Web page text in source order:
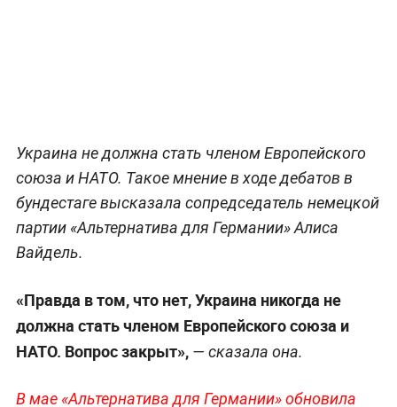
Украина не должна стать членом Европейского
союза и НАТО. Такое мнение в ходе дебатов в
бундестаге высказала сопредседатель немецкой
партии «Альтернатива для Германии» Алиса
Вайдель.
«Правда в том, что нет, Украина никогда не
должна стать членом Европейского союза и
НАТО. Вопрос закрыт»,— сказала она.
В мае «Альтернатива для Германии» обновила